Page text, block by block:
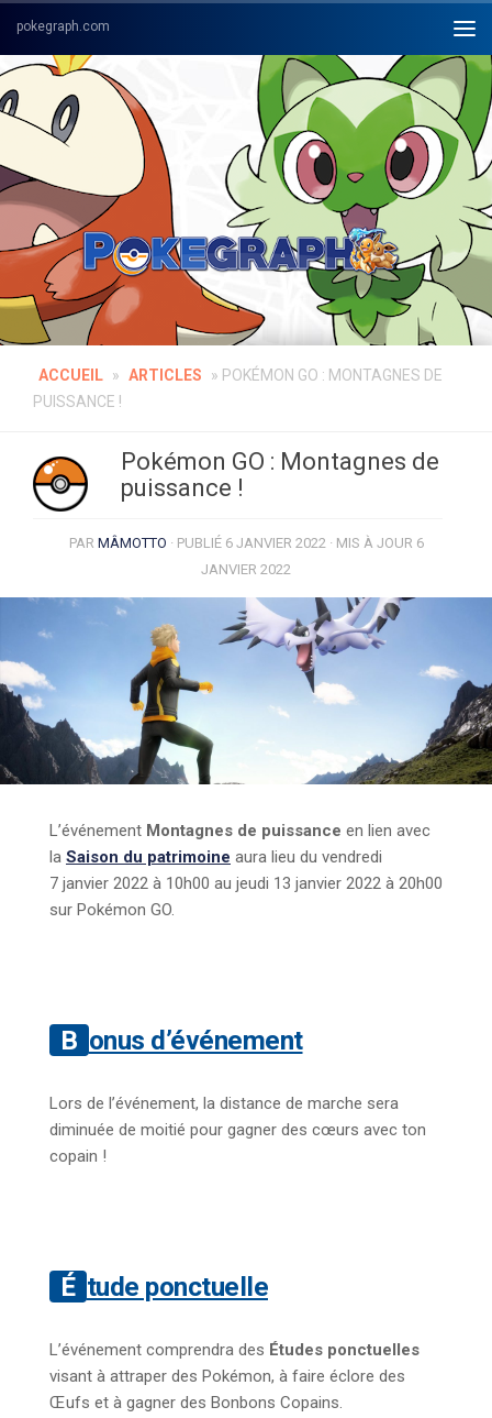
Skip to content
ACCUEIL » ARTICLES » POKÉMON GO : MONTAGNES DE
PUISSANCE !
Pokémon GO : Montagnes de
puissance !
PAR MÂMOTTO · PUBLIÉ 6 JANVIER 2022· MIS À JOUR 6
JANVIER 2022
L’événement Montagnes de puissance en lien avec
la Saison du patrimoine aura lieu du vendredi
7 janvier 2022 à 10h00 au jeudi 13 janvier 2022 à 20h00
sur Pokémon GO.
Bonus d’événement
Lors de l’événement, la distance de marche sera
diminuée de moitié pour gagner des cœurs avec ton
copain !
Étude ponctuelle
L’événement comprendra des Études ponctuelles
visant à attraper des Pokémon, à faire éclore des
Œufs et à gagner des Bonbons Copains.